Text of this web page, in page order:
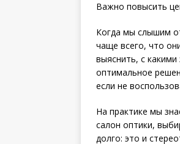
Важно повысить
Когда мы слышим
чаще всего, что
выяснить, с
оптимальное
если не
На практике мы
салон оптики,
долго: это и